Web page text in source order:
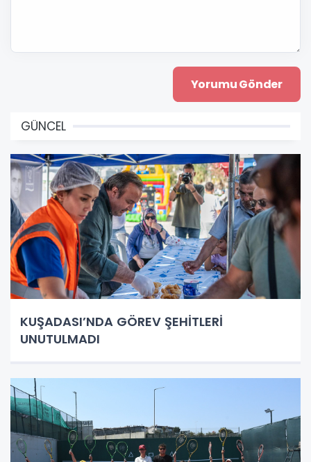
GÜNCEL
KUŞADASI’NDA GÖREV ŞEHİTLERİ
UNUTULMADI